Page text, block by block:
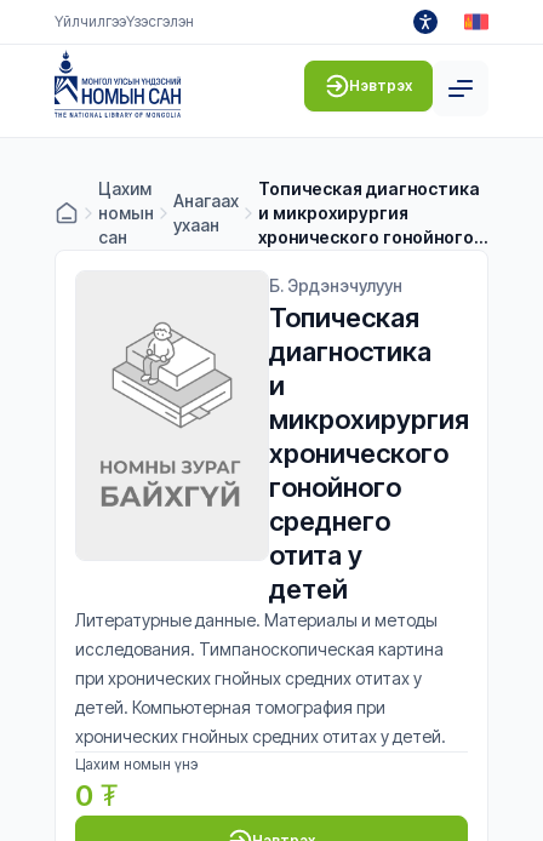
ҮйлчилгээҮзэсгэлэн
Нэвтрэх
Цахим
номын
сан
Анагаах
ухаан
Топическая диагностика
и микрохирургия
хронического гонойного
Б. Эрдэнэчулуун
Топическая
диагностика
и
микрохирургия
хронического
гонойного
среднего
отита у
детей
Литературные данные. Материалы и методы
исследования. Тимпаноскопическая картина
при хронических гнойных средних отитах у
детей. Компьютерная томография при
хронических гнойных средних отитах у детей.
Цахим номын үнэ
0 ₮